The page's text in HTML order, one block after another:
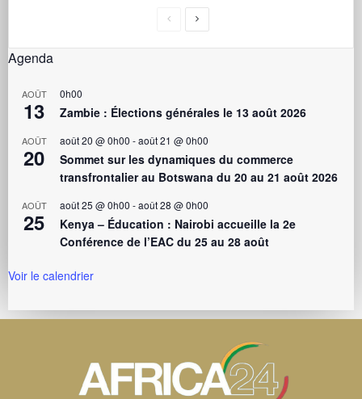
Agenda
AOÛT
13
0h00
Zambie : Élections générales le 13 août 2026
AOÛT
20
août 20 @ 0h00 -août 21 @ 0h00
Sommet sur les dynamiques du commerce
transfrontalier au Botswana du 20 au 21 août 2026
AOÛT
25
août 25 @ 0h00 -août 28 @ 0h00
Kenya – Éducation : Nairobi accueille la 2e
Conférence de l’EAC du 25 au 28 août
Voir le calendrier